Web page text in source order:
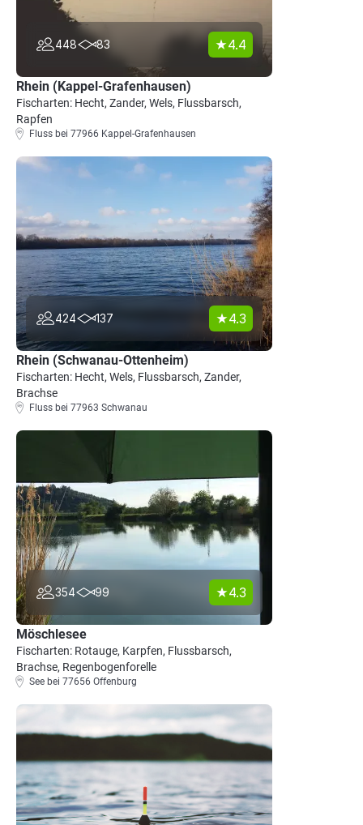
448 83 4.4
Rhein (Kappel-Grafenhausen)
Fischarten: Hecht, Zander, Wels, Flussbarsch,
Rapfen
Fluss bei 77966 Kappel-Grafenhausen
424 137 4.3
Rhein (Schwanau-Ottenheim)
Fischarten: Hecht, Wels, Flussbarsch, Zander,
Brachse
Fluss bei 77963 Schwanau
354 99 4.3
Möschlesee
Fischarten: Rotauge, Karpfen, Flussbarsch,
Brachse, Regenbogenforelle
See bei 77656 Offenburg